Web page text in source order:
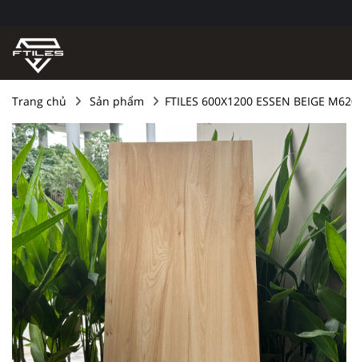
Trang chủ Sản phẩm FTILES 600X1200 ESSEN BEIGE